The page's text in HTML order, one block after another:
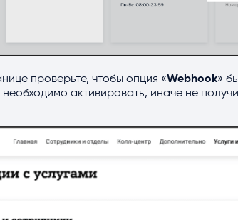
проверьте, чтобы опция «Webhook»
необходимо активировать, иначе не